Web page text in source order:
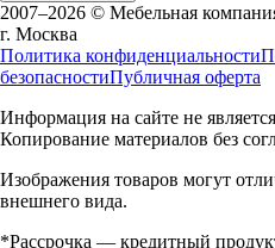
2007–2026 © Мебельная
г. Москва
Политика конфиденциальности
безопасностиПубличная оферта
Информация на сайте не
Копирование материалов без
Изображения товаров могут
внешнего вида.
*Рассрочка — кредитный